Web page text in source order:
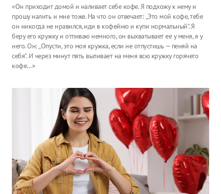
«Он приходит домой и наливает себе кофе. Я подхожу к нему и
прошу налить и мне тоже. На что он отвечает: „Это мой кофе, тебе
он никогда не нравился, иди в кофейню и купи нормальный“. Я
беру его кружку и отпиваю немного, он выхватывает ее у меня, я у
него. Он: „Опусти, это моя кружка, если не отпустишь — пеняй на
себя“. И через минут пять выливает на меня всю кружку горячего
кофе…»